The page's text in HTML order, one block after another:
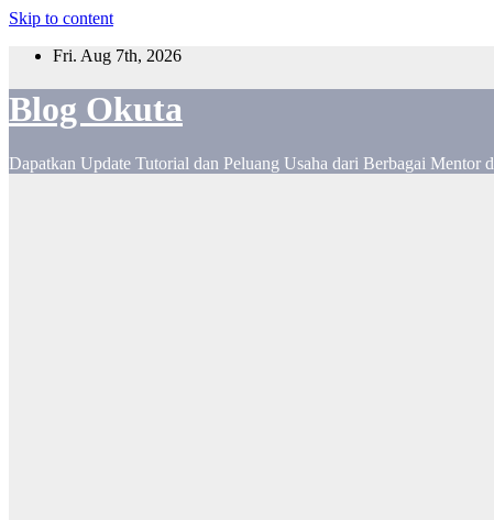
Skip to content
Fri. Aug 7th, 2026
Blog Okuta
Dapatkan Update Tutorial dan Peluang Usaha dari Berbagai Mentor